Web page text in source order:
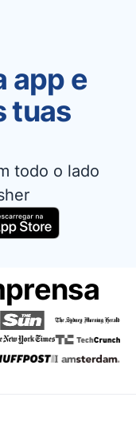
app e
tuas
todo o lado